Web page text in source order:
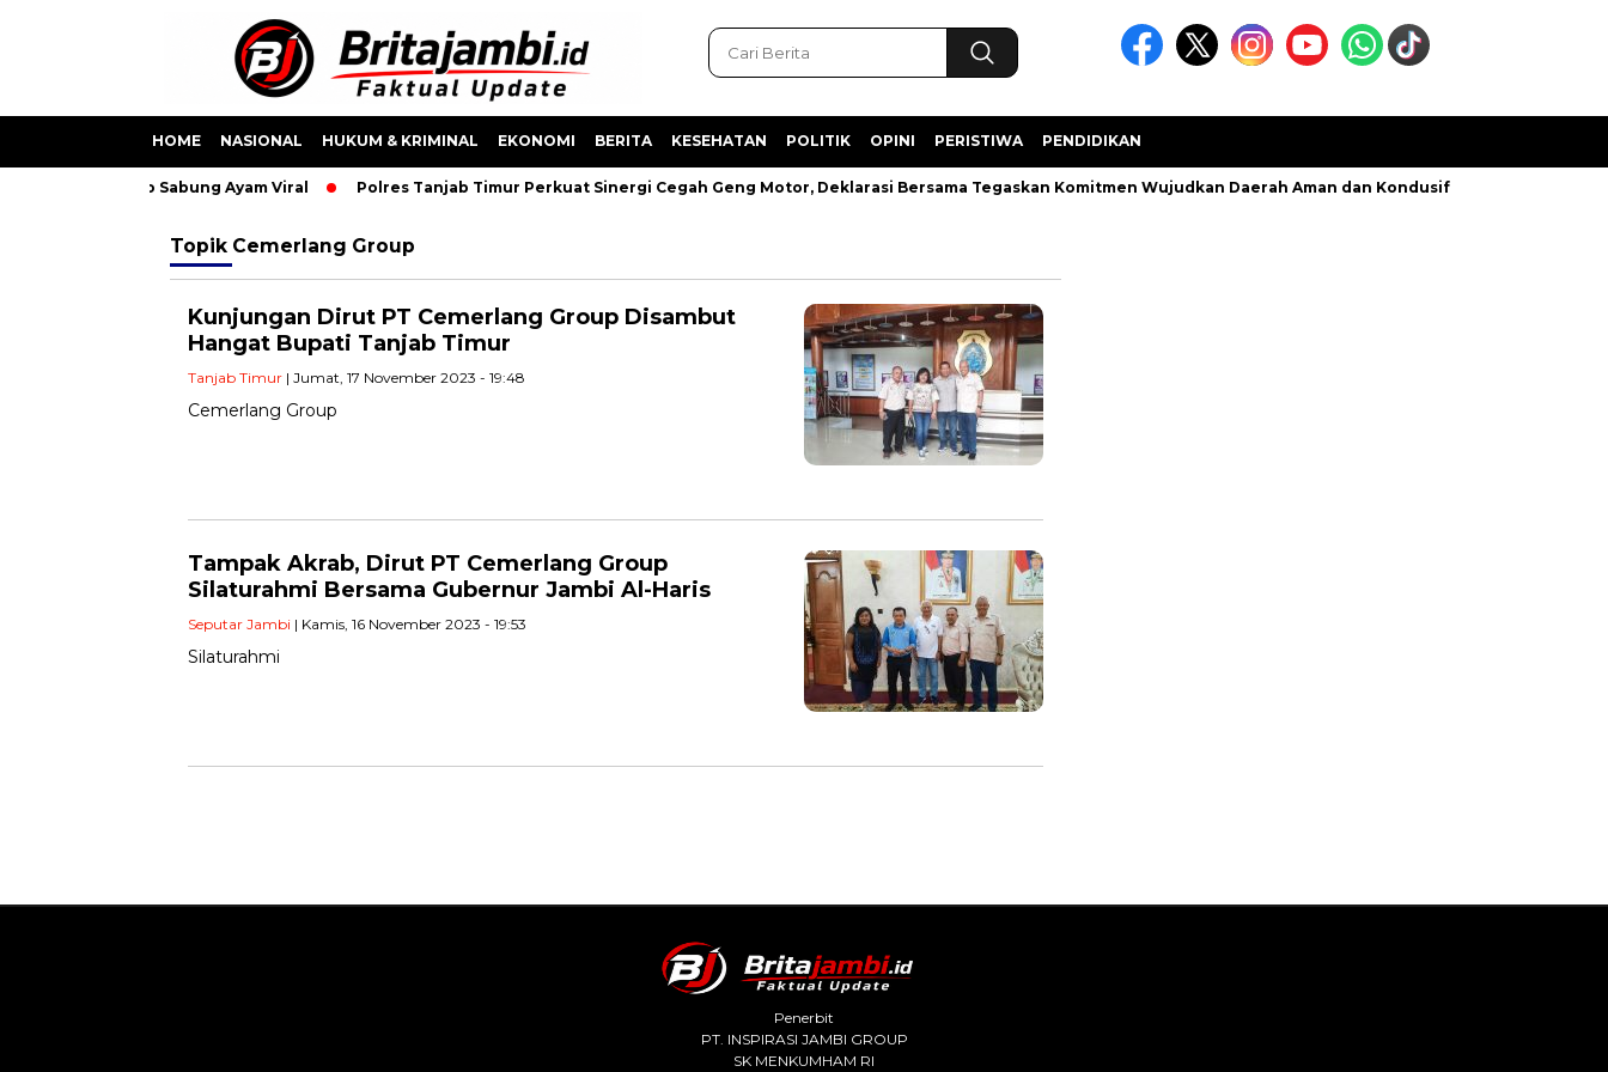
HOME NASIONAL HUKUM & KRIMINAL EKONOMI BERITA KESEHATAN POLITIK OPINI PERISTIWA PENDIDIKAN
Usai Video Sabung Ayam Viral Polres Tanjab Timur Perkuat Sinergi Cegah Geng Motor, Deklarasi Bersama Tegaskan Komitmen Wujudkan Daerah Aman dan Kondusif
Topik Cemerlang Group
Kunjungan Dirut PT Cemerlang Group Disambut
Hangat Bupati Tanjab Timur
Tanjab Timur | Jumat, 17 November 2023 - 19:48
Cemerlang Group
Tampak Akrab, Dirut PT Cemerlang Group
Silaturahmi Bersama Gubernur Jambi Al-Haris
Seputar Jambi | Kamis, 16 November 2023 - 19:53
Silaturahmi
Penerbit
PT. INSPIRASI JAMBI GROUP
SK MENKUMHAM RI